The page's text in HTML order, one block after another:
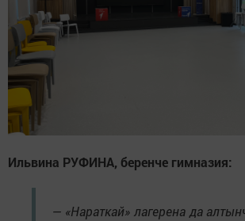
Ильвина РУФИНА, беренче гимназия:
— «Нараткай» лагерена да